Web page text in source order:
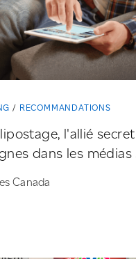
RECOMMANDATIONS
l'allié
dans les médias
Canada